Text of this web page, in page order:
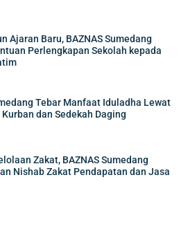
Ajaran Baru, BAZNAS Sumedang
Perlengkapan Sekolah kepada
Tebar Manfaat Iduladha Lewat
dan Sedekah Daging
Zakat, BAZNAS Sumedang
Nishab Zakat Pendapatan dan Jasa